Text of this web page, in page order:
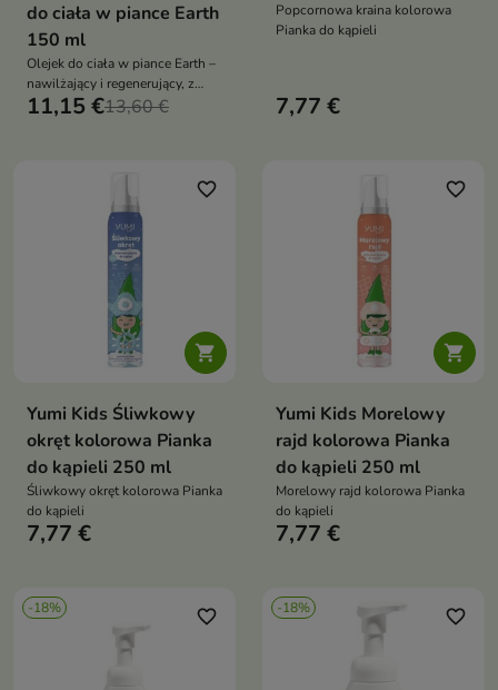
do ciała w piance Earth
150 ml
Olejek do ciała w piance Earth –
nawilżający i regenerujący, z
masłem shea, panthenolem i
11,15 €13,60 €
Popcornowa kraina kolorowa
Pianka do kąpieli
7,77 €

favorite_border
Yumi Kids Śliwkowy
okręt kolorowa Pianka
do kąpieli 250 ml
Śliwkowy okręt kolorowa Pianka
do kąpieli
7,77 €

favorite_border
Yumi Kids Morelowy
rajd kolorowa Pianka
do kąpieli 250 ml
Morelowy rajd kolorowa Pianka
do kąpieli
7,77 €
-18% favorite_border -18% favorite_border